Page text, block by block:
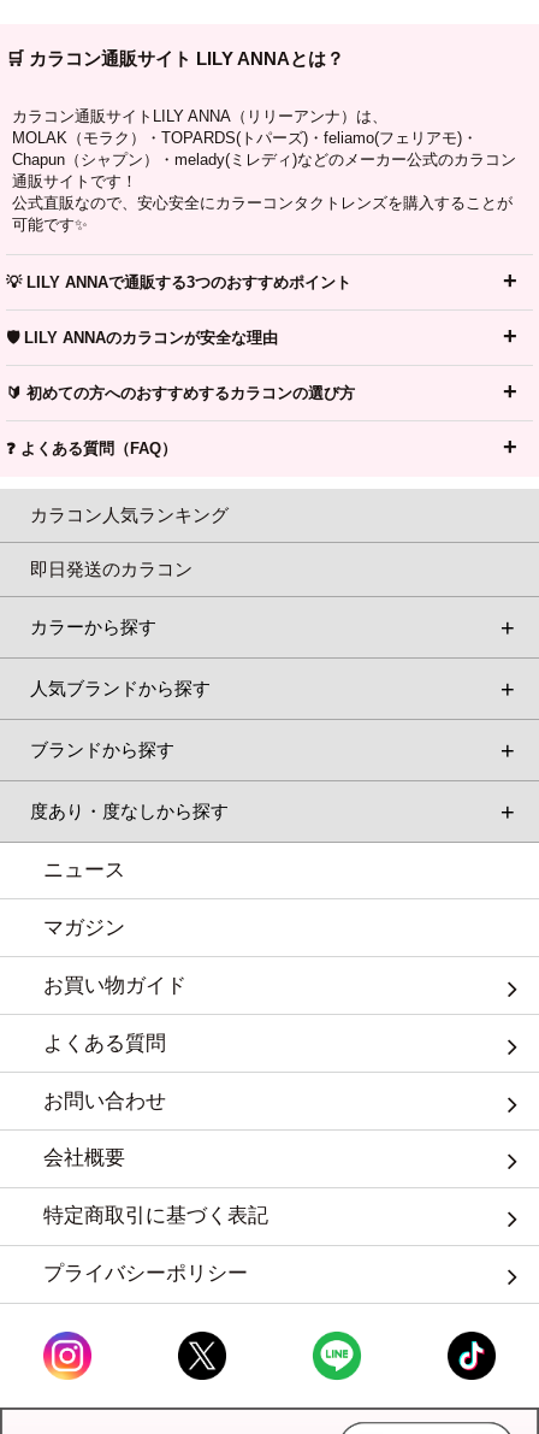
🛒 カラコン通販サイト LILY ANNAとは？
カラコン通販サイトLILY ANNA（リリーアンナ）は、
MOLAK（モラク）・TOPARDS(トパーズ)・feliamo(フェリアモ)・
Chapun（シャプン）・melady(ミレディ)などのメーカー公式のカラコン
通販サイトです！
公式直販なので、安心安全にカラーコンタクトレンズを購入することが
可能です✨
💡 LILY ANNAで通販する3つのおすすめポイント
🛡️ LILY ANNAのカラコンが安全な理由
🔰 初めての方へのおすすめするカラコンの選び方
❓ よくある質問（FAQ）
カラコン人気ランキング
即日発送のカラコン
カラーから探す
人気ブランドから探す
ブランドから探す
度あり・度なしから探す
ニュース
マガジン
お買い物ガイド
よくある質問
お問い合わせ
会社概要
特定商取引に基づく表記
プライバシーポリシー